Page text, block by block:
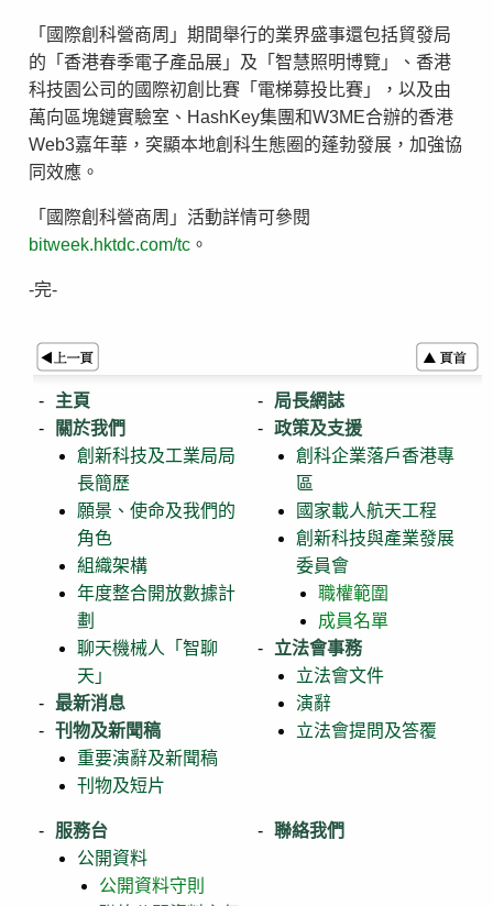
「國際創科營商周」期間舉行的業界盛事還包括貿發局
的「香港春季電子產品展」及「智慧照明博覽」、香港
科技園公司的國際初創比賽「電梯募投比賽」，以及由
萬向區塊鏈實驗室、HashKey集團和W3ME合辦的香港
Web3嘉年華，突顯本地創科生態圈的蓬勃發展，加強協
同效應。
「國際創科營商周」活動詳情可參閱
bitweek.hktdc.com/tc 。
-完-
主頁
關於我們
創新科技及工業局局
長簡歷
願景、使命及我們的
角色
組織架構
年度整合開放數據計
劃
聊天機械人「智聊
天」
最新消息
刊物及新聞稿
重要演辭及新聞稿
刊物及短片
局長網誌
政策及支援
創科企業落戶香港專
區
國家載人航天工程
創新科技與產業發展
委員會
職權範圍
成員名單
立法會事務
立法會文件
演辭
立法會提問及答覆
服務台
公開資料
公開資料守則
聯絡我們